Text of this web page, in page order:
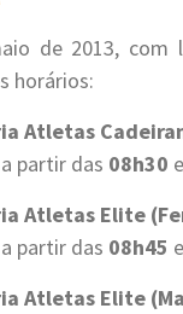
de 2013, com
horários:
Atletas
partir das 08h30
Atletas Elite
partir das 08h45
Atletas Elite